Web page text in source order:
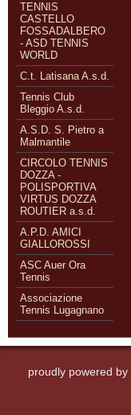
TENNIS
CASTELLO
FOSSADALBERO
- ASD TENNIS
WORLD
C.t. Latisana A.s.d.
Tennis Club
Bleggio A.s.d.
A.S.D. S. Pietro a
Malmantile
CIRCOLO TENNIS
DOZZA -
POLISPORTIVA
VIRTUS DOZZA
ROUTIER a.s.d.
A.P.D. AMICI
GIALLOROSSI
ASC Auer Ora
Tennis
Associazione
Tennis Lugagnano
proudly powered by